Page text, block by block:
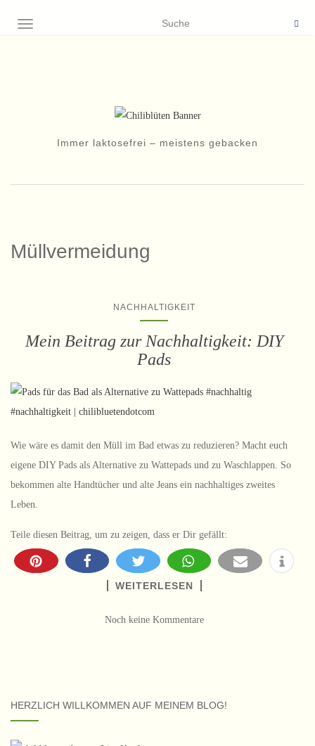
NAVIGATION EIN-/AUSSCHALTEN
Immer laktosefrei – meistens gebacken
Müllvermeidung
NACHHALTIGKEIT
Mein Beitrag zur Nachhaltigkeit: DIY
Pads
Wie wäre es damit den Müll im Bad etwas zu reduzieren? Macht euch
eigene DIY Pads als Alternative zu Wattepads und zu Waschlappen. So
bekommen alte Handtücher und alte Jeans ein nachhaltiges zweites
Leben.
Teile diesen Beitrag, um zu zeigen, dass er Dir gefällt:
WEITERLESEN
Noch keine Kommentare
HERZLICH WILLKOMMEN AUF MEINEM BLOG!